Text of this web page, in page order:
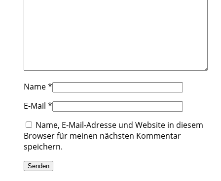
Name*
E-Mail *
Name, E-Mail-Adresse und Website in diesem
Browser für meinen nächsten Kommentar
speichern.